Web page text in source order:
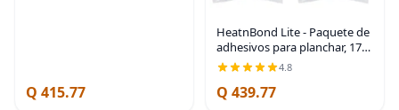
Q 415.77
HeatnBond Lite - Paquete de
adhesivos para planchar, 17
pulgadas x 5.25 yardas,
(paquete de 2)
4.8
Q 439.77